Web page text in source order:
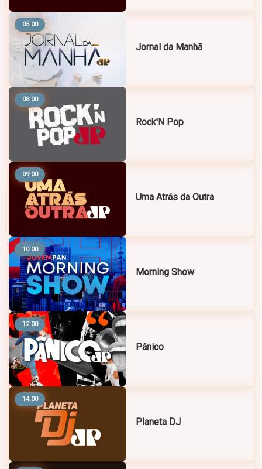
05:00
Jornal da Manhã
08:00
Rock'N Pop
09:00
Uma Atrás da Outra
10:00
Morning Show
12:00
Pânico
14:00
Planeta DJ